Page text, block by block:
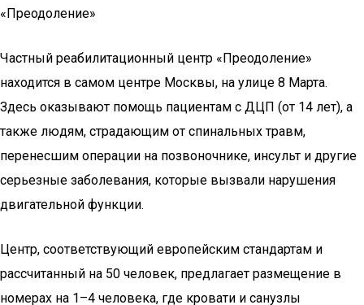
«Преодоление»
Частный реабилитационный центр «Преодоление»
находится в самом центре Москвы, на улице 8 Марта.
Здесь оказывают помощь пациентам с ДЦП (от 14 лет), а
также людям, страдающим от спинальных травм,
перенесшим операции на позвоночнике, инсульт и другие
серьезные заболевания, которые вызвали нарушения
двигательной функции.
Центр, соответствующий европейским стандартам и
рассчитанный на 50 человек, предлагает размещение в
номерах на 1–4 человека, где кровати и санузлы